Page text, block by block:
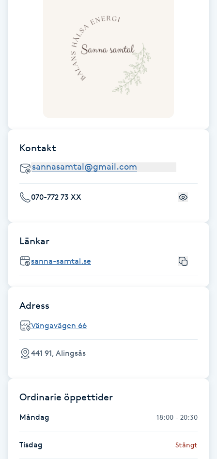
Fransförlängning
Fransförlängning Megavolym
Fransförlängning Volym
Fransk manikyr
Fransrengöring
Friskvård
Färgning
Föning
Kontakt
070-772 73 XX
Länkar
sanna-samtal.se
Adress
Vängavägen 66
441 91, Alingsås
Ordinarie öppettider
Måndag 18:00 - 20:30
Tisdag Stängt